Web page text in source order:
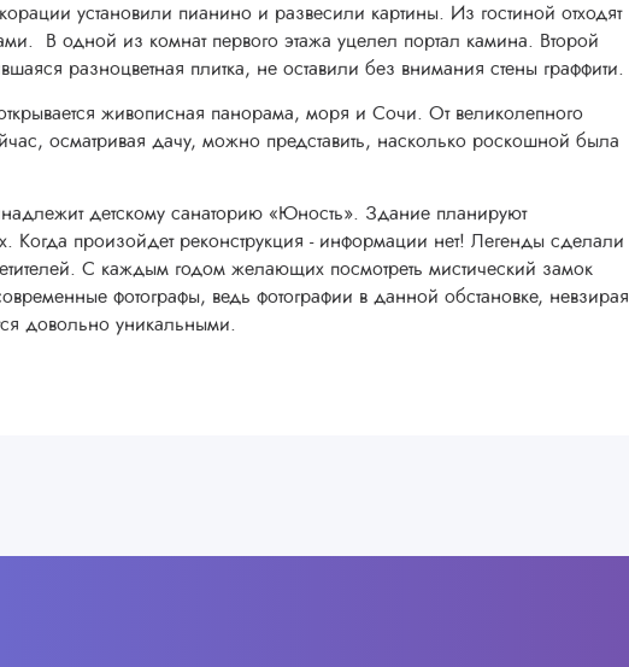
установили пианино и развесили картины. Из гостиной отходят
В одной из комнат первого этажа уцелел портал камина. Второй
разноцветная плитка, не оставили без внимания стены граффити.
живописная панорама, моря и Сочи. От великолепного
осматривая дачу, можно представить, насколько роскошной была
детскому санаторию «Юность». Здание планируют
Когда произойдет реконструкция - информации нет! Легенды сделали
С каждым годом желающих посмотреть мистический замок
фотографы, ведь фотографии в данной обстановке, невзирая
довольно уникальными.